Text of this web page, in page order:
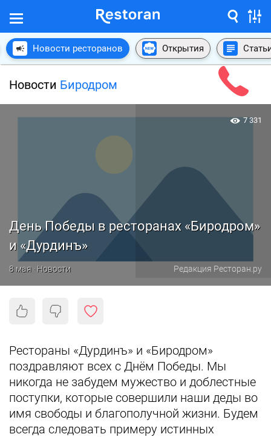
Новости ресторанов Открытия
Новости Биродром
День Победы в ресторанах «Биродром»
и «Дурдинъ»
8 мая · Новости Редакция Ресторан.ру
7 331
Рестораны «Дурдинъ» и «Биродром»
поздравляют всех с Днём Победы. Мы
никогда не забудем мужество и доблестные
поступки, которые совершили наши деды во
имя свободы и благополучной жизни. Будем
всегда следовать примеру истинных